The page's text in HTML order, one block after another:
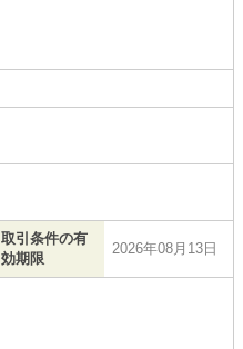
取引条件の有
効期限
2026年08月13日